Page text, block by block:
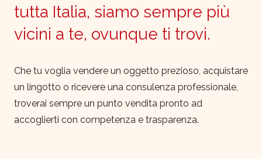
tutta Italia, siamo sempre più
vicini a te, ovunque ti trovi.
Che tu voglia vendere un oggetto prezioso, acquistare
un lingotto o ricevere una consulenza professionale,
troverai sempre un punto vendita pronto ad
accoglierti con competenza e trasparenza.